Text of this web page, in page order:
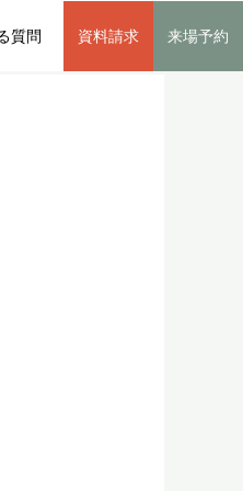
質問 資料請求 来場予約